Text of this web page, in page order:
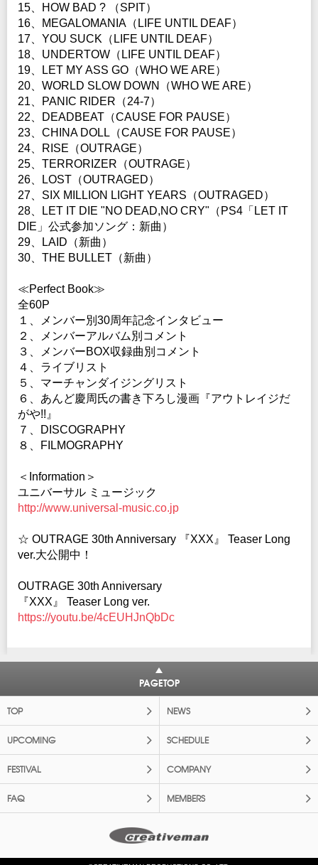
15、HOW BAD ? （SPIT）
16、MEGALOMANIA（LIFE UNTIL DEAF）
17、YOU SUCK（LIFE UNTIL DEAF）
18、UNDERTOW（LIFE UNTIL DEAF）
19、LET MY ASS GO（WHO WE ARE）
20、WORLD SLOW DOWN（WHO WE ARE）
21、PANIC RIDER（24-7）
22、DEADBEAT（CAUSE FOR PAUSE）
23、CHINA DOLL（CAUSE FOR PAUSE）
24、RISE（OUTRAGE）
25、TERRORIZER（OUTRAGE）
26、LOST（OUTRAGED）
27、SIX MILLION LIGHT YEARS（OUTRAGED）
28、LET IT DIE "NO DEAD,NO CRY"（PS4「LET IT
DIE」公式参加ソング：新曲）
29、LAID（新曲）
30、THE BULLET（新曲）
≪Perfect Book≫
全60P
１、メンバー別30周年記念インタビュー
２、メンバーアルバム別コメント
３、メンバーBOX収録曲別コメント
４、ライブリスト
５、マーチャンダイジングリスト
６、あんど慶周氏の書き下ろし漫画『アウトレイジだ
がや!!』
７、DISCOGRAPHY
８、FILMOGRAPHY
＜Information＞
ユニバーサル ミュージック
http://www.universal-music.co.jp
☆ OUTRAGE 30th Anniversary 『XXX』 Teaser Long
ver.大公開中！
OUTRAGE 30th Anniversary
『XXX』 Teaser Long ver.
https://youtu.be/4cEUHJnQbDc
PAGETOP
TOP NEWS
UPCOMING SCHEDULE
FESTIVAL COMPANY
FAQ MEMBERS